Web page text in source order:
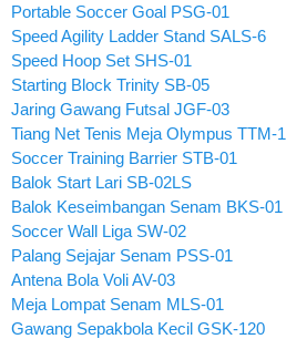
Portable Soccer Goal PSG-01
Speed Agility Ladder Stand SALS-6
Speed Hoop Set SHS-01
Starting Block Trinity SB-05
Jaring Gawang Futsal JGF-03
Tiang Net Tenis Meja Olympus TTM-1
Soccer Training Barrier STB-01
Balok Start Lari SB-02LS
Balok Keseimbangan Senam BKS-01
Soccer Wall Liga SW-02
Palang Sejajar Senam PSS-01
Antena Bola Voli AV-03
Meja Lompat Senam MLS-01
Gawang Sepakbola Kecil GSK-120